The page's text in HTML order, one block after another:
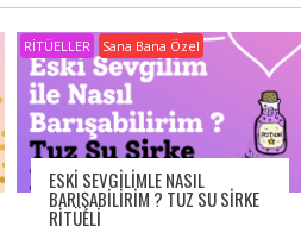
RİTÜELLER Sana Bana Özel
ESKI SEVGILIMLE NASIL
BARIŞABILIRIM ? TUZ SU SIRKE
RITÜELI